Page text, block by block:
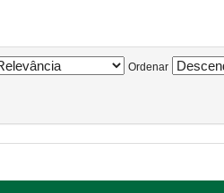
Ordenar